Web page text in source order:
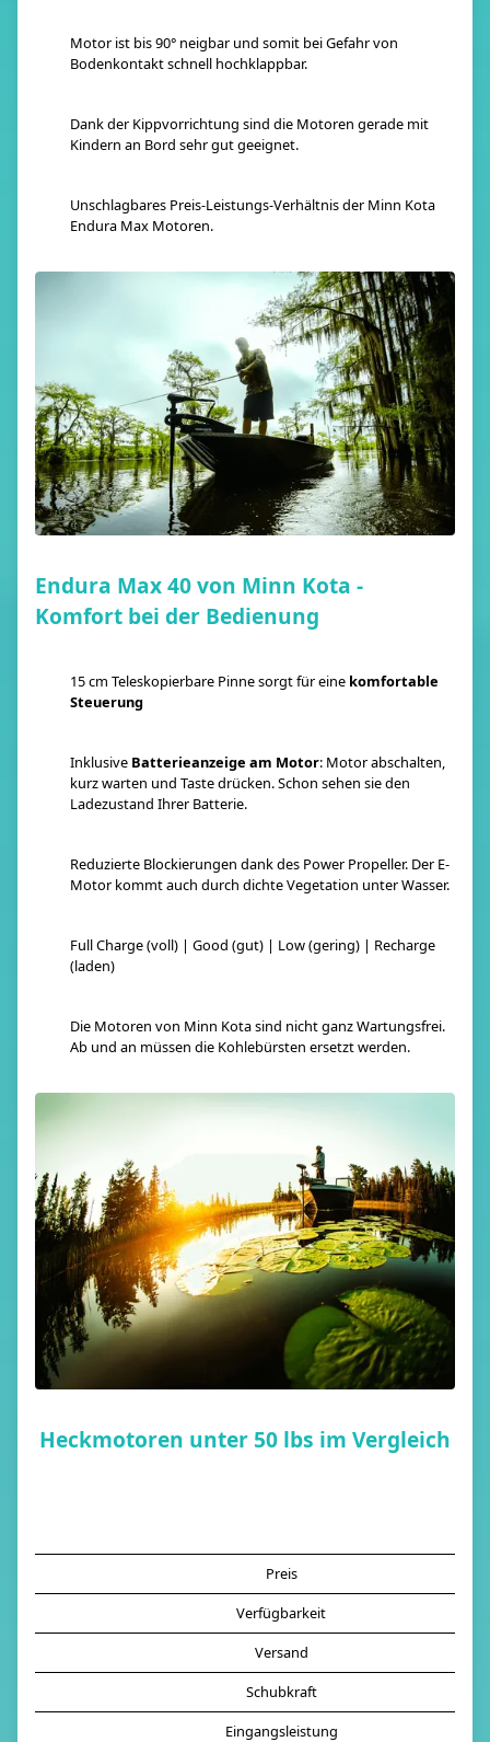
Motor ist bis 90° neigbar und somit bei Gefahr von
Bodenkontakt schnell hochklappbar.
Dank der Kippvorrichtung sind die Motoren gerade mit
Kindern an Bord sehr gut geeignet.
Unschlagbares Preis-Leistungs-Verhältnis der Minn Kota
Endura Max Motoren.
Endura Max 40 von Minn Kota -
Komfort bei der Bedienung
15 cm Teleskopierbare Pinne sorgt für eine komfortable
Steuerung
Inklusive Batterieanzeige am Motor: Motor abschalten,
kurz warten und Taste drücken. Schon sehen sie den
Ladezustand Ihrer Batterie.
Reduzierte Blockierungen dank des Power Propeller. Der E-
Motor kommt auch durch dichte Vegetation unter Wasser.
Full Charge (voll) | Good (gut) | Low (gering) | Recharge
(laden)
Die Motoren von Minn Kota sind nicht ganz Wartungsfrei.
Ab und an müssen die Kohlebürsten ersetzt werden.
Heckmotoren unter 50 lbs im Vergleich
Preis
Verfügbarkeit
Versand
Schubkraft
Eingangsleistung